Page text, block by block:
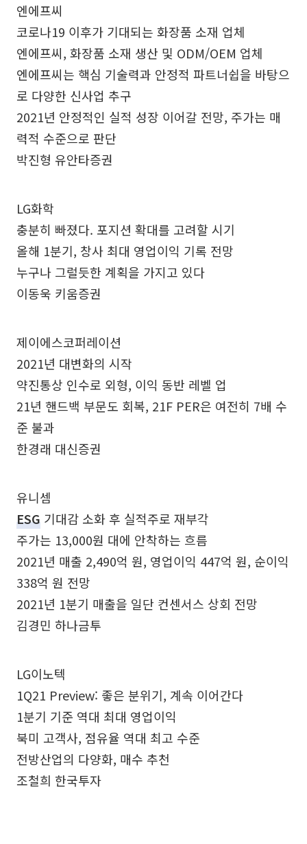
엔에프씨
코로나19 이후가 기대되는 화장품 소재 업체
엔에프씨, 화장품 소재 생산 및 ODM/OEM 업체
엔에프씨는 핵심 기술력과 안정적 파트너쉽을 바탕으
로 다양한 신사업 추구
2021년 안정적인 실적 성장 이어갈 전망, 주가는 매
력적 수준으로 판단
박진형 유안타증권
LG화학
충분히 빠졌다. 포지션 확대를 고려할 시기
올해 1분기, 창사 최대 영업이익 기록 전망
누구나 그럴듯한 계획을 가지고 있다
이동욱 키움증권
제이에스코퍼레이션
2021년 대변화의 시작
약진통상 인수로 외형, 이익 동반 레벨 업
21년 핸드백 부문도 회복, 21F PER은 여전히 7배 수
준 불과
한경래 대신증권
유니셈
ESG 기대감 소화 후 실적주로 재부각
주가는 13,000원 대에 안착하는 흐름
2021년 매출 2,490억 원, 영업이익 447억 원, 순이익
338억 원 전망
2021년 1분기 매출을 일단 컨센서스 상회 전망
김경민 하나금투
LG이노텍
1Q21 Preview: 좋은 분위기, 계속 이어간다
1분기 기준 역대 최대 영업이익
북미 고객사, 점유율 역대 최고 수준
전방산업의 다양화, 매수 추천
조철희 한국투자